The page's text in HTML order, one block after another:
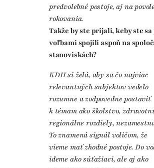
predvolebné postoje, aj na
rokovania.
Takže by ste prijali, keby ste
voľbami spojili aspoň na
stanoviskách?
KDH si želá, aby sa čo najviac
relevantných subjektov vedelo
rozumne a zodpovedne postaviť
k témam ako školstvo,
regionálne rozdiely,
To znamená signál voličom, že
vieme mať zhodné postoje. Do
ideme ako súťažiaci, ale aj ako